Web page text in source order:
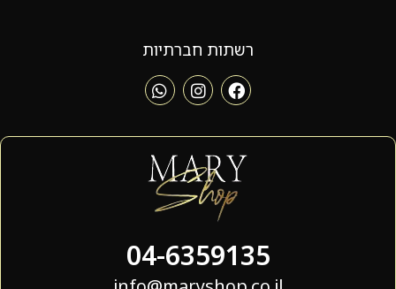
רשתות חברתיות
04-6359135